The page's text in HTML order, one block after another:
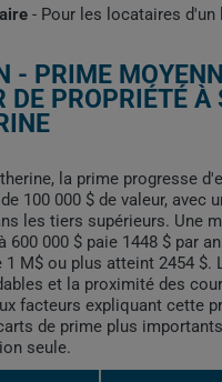
- Pour les locataires d'un
- PRIME
DE PROPRIÉTÉ À
la prime progresse
100 000 $ de valeur, avec
les tiers supérieurs. Une
600 000 $ paie 1448 $ par
1 M$ ou plus atteint 2454 $.
et la proximité des
facteurs expliquant cette
de prime plus
seule.